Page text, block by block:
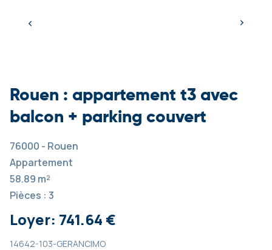
Rouen : appartement t3 avec
balcon + parking couvert
76000 - Rouen
Appartement
58.89 m²
Pièces : 3
Loyer: 741.64 €
14642-103-GERANCIMO